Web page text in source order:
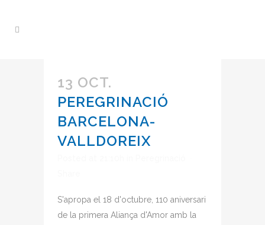
13 OCT.
PEREGRINACIÓ
BARCELONA-
VALLDOREIX
S'apropa el 18 d'octubre, 110 aniversari
de la primera Aliança d'Amor amb la